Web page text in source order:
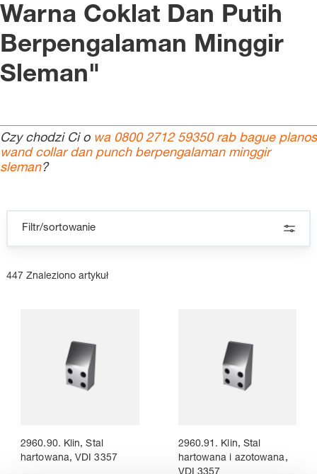
Warna Coklat Dan Putih
Berpengalaman Minggir
Sleman"
Czy chodzi Ci o wa 0800 2712 59350 rab bague planos
wand collar dan punch berpengalaman minggir
sleman?
Filtr/sortowanie
447 Znaleziono artykuł
2960.90. Klin, Stal
hartowana, VDI 3357
2960.91. Klin, Stal
hartowana i azotowana,